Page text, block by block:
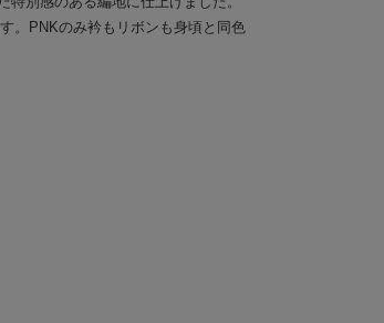
。PNKのみ衿もリボンも身頃と同色